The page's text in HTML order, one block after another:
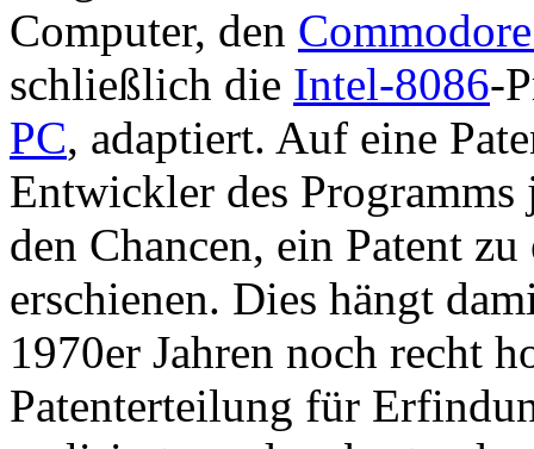
Computer, den
schließlich die Intel-8086-
PC, adaptiert. Auf eine
Entwickler des
den Chancen, ein Patent
erschienen. Dies hängt
1970er Jahren noch recht
Patenterteilung für